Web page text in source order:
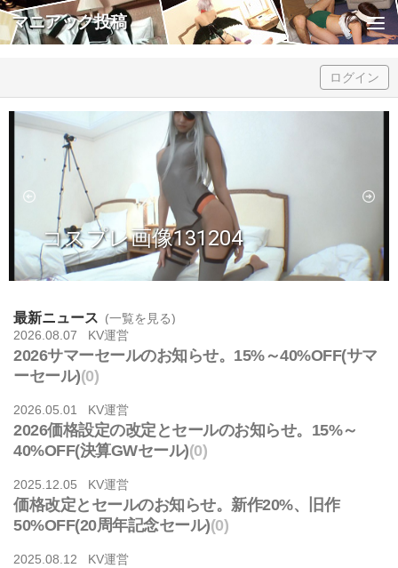
Skip to content
マニアック投稿
ログイン
コスプレ画像131204
最新ニュース (一覧を見る)
2026.08.07 KV運営
2026サマーセールのお知らせ。15%～40%OFF(サマ
ーセール)(0)
2026.05.01 KV運営
2026価格設定の改定とセールのお知らせ。15%～
40%OFF(決算GWセール)(0)
2025.12.05 KV運営
価格改定とセールのお知らせ。新作20%、旧作
50%OFF(20周年記念セール)(0)
2025.08.12 KV運営